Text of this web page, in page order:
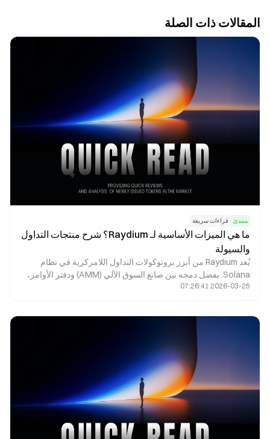
المقالات ذات الصلة
مبتدئ قراءات سريعة
ما هي الميزات الأساسية لـ Raydium؟ شرح منتجات التداول
والسيولة
يُعد Raydium من أبرز بروتوكولات التداول اللامركزية في نظام
Solana. بفضل دمجه بين صانع السوق الآلي (AMM) ودفتر الأوامر،
يوفّر عمليات مبادلة سريعة، وتعدين سيولة، وإطلاق مشاريع،
2026-03-25 07:26:41